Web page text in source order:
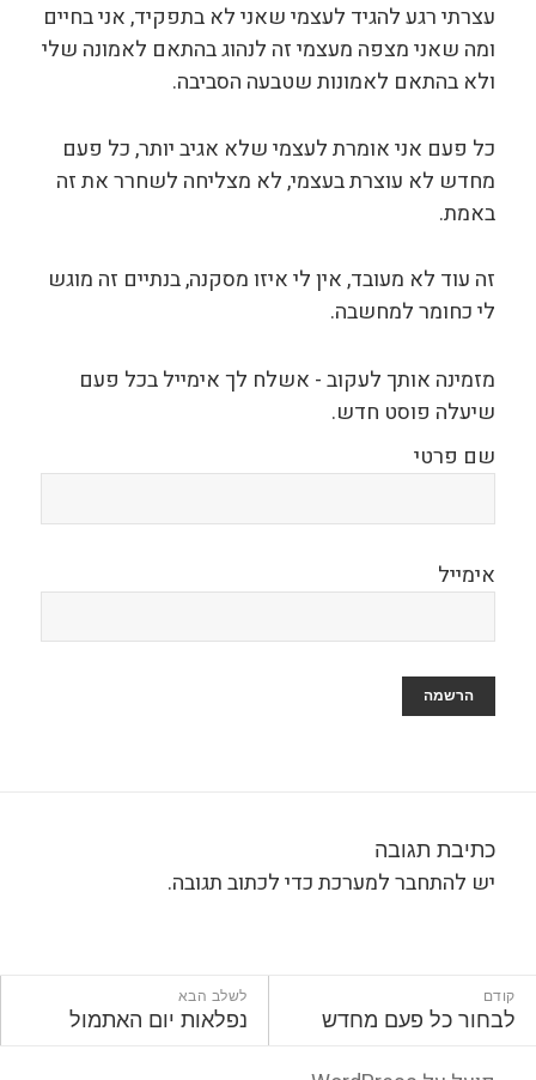
עצרתי רגע להגיד לעצמי שאני לא בתפקיד, אני בחיים
ומה שאני מצפה מעצמי זה לנהוג בהתאם לאמונה שלי
ולא בהתאם לאמונות שטבעה הסביבה.
כל פעם אני אומרת לעצמי שלא אגיב יותר, כל פעם
מחדש לא עוצרת בעצמי, לא מצליחה לשחרר את זה
באמת.
זה עוד לא מעובד, אין לי איזו מסקנה, בנתיים זה מוגש
לי כחומר למחשבה.
מזמינה אותך לעקוב - אשלח לך אימייל בכל פעם
שיעלה פוסט חדש.
שם פרטי
אימייל
כתיבת תגובה
יש להתחבר למערכתכדי לכתוב תגובה.
ניווט
קודם
הפוסט
לבחור כל פעם מחדש
לשלב הבא
הפוסט
נפלאות יום האתמול